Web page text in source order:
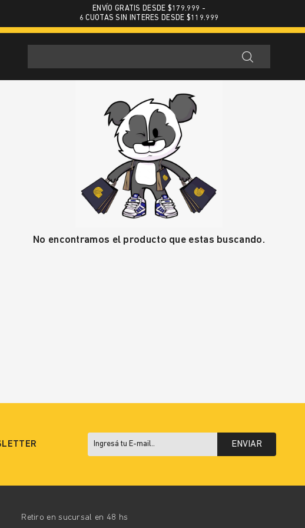
ENVÍO GRATIS DESDE $179.999 -
6 CUOTAS SIN INTERES DESDE $119.999
No encontramos el producto que estas buscando.
ENVIAR
Retiro en sucursal en 48 hs